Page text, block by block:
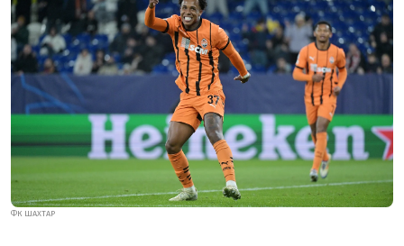
ФК ШАХТАР